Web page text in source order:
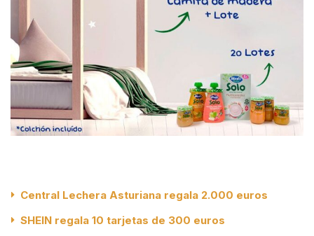
Central Lechera Asturiana regala 2.000 euros
SHEIN regala 10 tarjetas de 300 euros